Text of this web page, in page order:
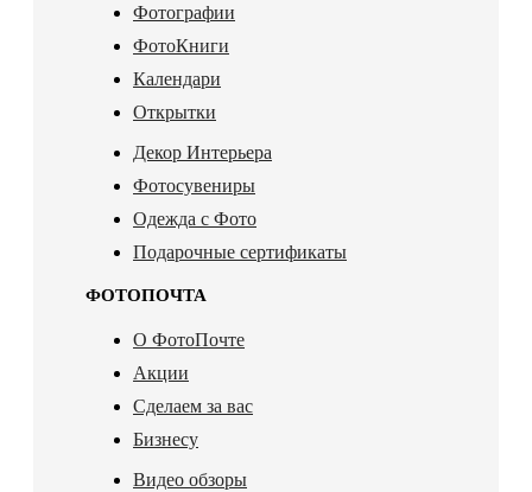
Фотографии
ФотоКниги
Календари
Открытки
Декор Интерьера
Фотосувениры
Одежда с Фото
Подарочные сертификаты
ФОТОПОЧТА
О ФотоПочте
Акции
Сделаем за вас
Бизнесу
Видео обзоры